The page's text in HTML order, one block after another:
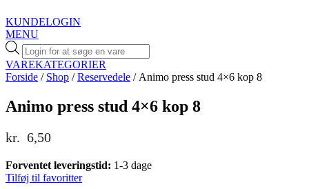
KUNDELOGIN
MENU
Products
search
VAREKATEGORIER
Forside / Shop /Reservedele / Animo press stud 4×6 kop 8
Animo press stud 4×6 kop 8
kr. 6,50
Forventet leveringstid: 1-3 dage
Tilføj til favoritter